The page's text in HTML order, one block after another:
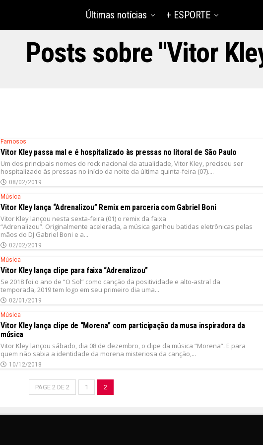
Últimas notícias + ESPORTE
Posts sobre "Vitor
Famosos
Vitor Kley passa mal e é hospitalizado às pressas no litoral de São Paulo
Um dos principais nomes do rock nacional da atualidade, Vitor Kley, precisou ser
hospitalizado às pressas no início da noite da última quinta-feira (07)....
08/02/2019
Música
Vitor Kley lança “Adrenalizou” Remix em parceria com Gabriel Boni
Vitor Kley lançou nesta sexta-feira (01) o remix da faixa
“Adrenalizou”. Originalmente acelerada, a música ganhou batidas eletrônicas pelas
mãos do DJ Gabriel Boni e a...
02/02/2019
Música
Vitor Kley lança clipe para faixa “Adrenalizou”
Se 2018 foi o ano de “O Sol” como canção da positividade e alto-astral da
temporada, 2019 tem logo em seu primeiro dia uma...
02/01/2019
Música
Vitor Kley lança clipe de “Morena” com participação da musa inspiradora da
música
Vitor Kley lançou sábado, dia 08 de dezembro, o clipe da música “Morena”. E para
quem não sabia a identidade da morena misteriosa da canção,...
10/12/2018
PAGE 2 DE 2 1 2